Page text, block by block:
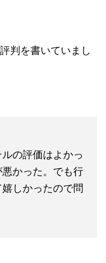
判を書いていまし
ルの評価はよかっ
かった。でも行
しかったので問